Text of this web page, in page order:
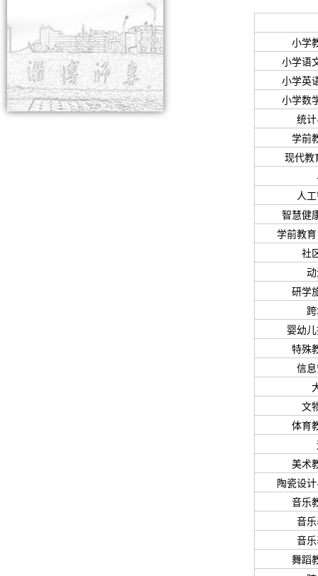
小学
小学语
小学英
小学数
统
学前
现代教
人
智慧健
学前教
社
研学
婴幼
特殊
信
文
体育
美术
陶瓷设
音乐
音
音
舞蹈